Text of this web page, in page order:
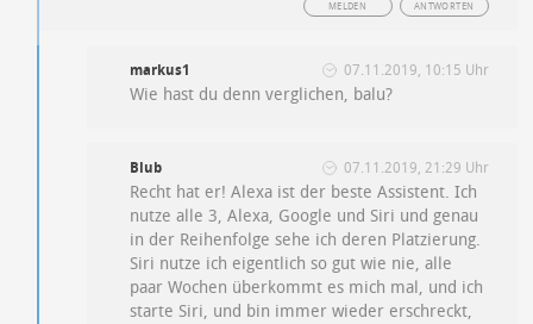
ANTWORTEN
MELDEN
markus1 07.11.2019, 10:15 Uhr
Wie hast du denn verglichen, balu?
Blub 07.11.2019, 21:29 Uhr
Recht hat er! Alexa ist der beste Assistent. Ich
nutze alle 3, Alexa, Google und Siri und genau
in der Reihenfolge sehe ich deren Platzierung.
Siri nutze ich eigentlich so gut wie nie, alle
paar Wochen überkommt es mich mal, und ich
starte Siri, und bin immer wieder erschreckt,